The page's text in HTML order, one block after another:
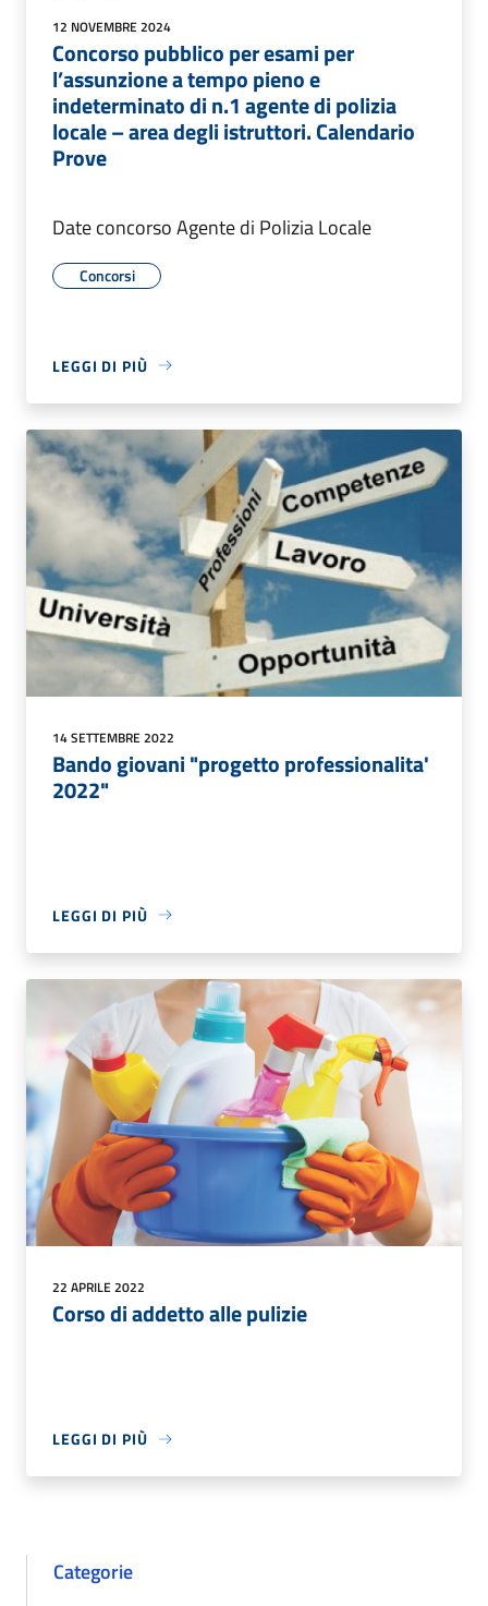
12 NOVEMBRE 2024
Concorso pubblico per esami per
l’assunzione a tempo pieno e
indeterminato di n.1 agente di polizia
locale – area degli istruttori. Calendario
Prove
Date concorso Agente di Polizia Locale
Concorsi
LEGGI DI PIÙ
14 SETTEMBRE 2022
Bando giovani "progetto professionalita'
2022"
LEGGI DI PIÙ
22 APRILE 2022
Corso di addetto alle pulizie
LEGGI DI PIÙ
Categorie